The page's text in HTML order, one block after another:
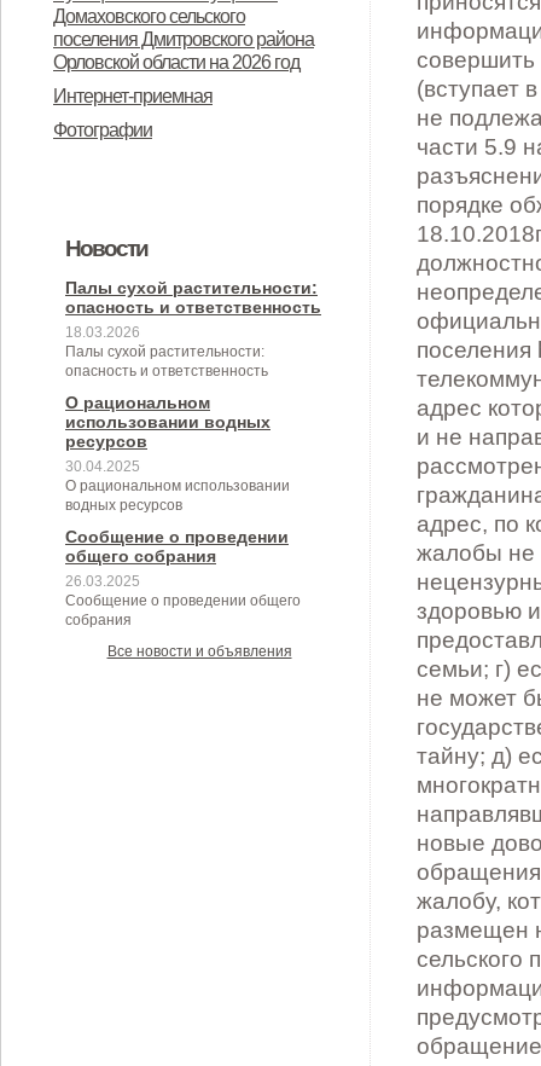
предназначенного для
предоставления во владение и
(или) пользование на
долгосрочной основе (в том числе
среднего предпринимательства и
организациям, образующим
субъектов малого и среднего
предпринимательства» (с
изменениями от 26.04.2022 № 30/9-
сс)
Дмитровского района Орловской
области в целях осуществления
сельского поселения
Домаховского сельского
поселения Дмитровского района
Орловской области на 2026 год
Интернет-приемная
Фотографии
Новости
Палы сухой растительности:
опасность и ответственность
18.03.2026
Палы сухой растительности:
опасность и ответственность
О рациональном
использовании водных
ресурсов
30.04.2025
О рациональном использовании
водных ресурсов
Сообщение о проведении
общего собрания
26.03.2025
Сообщение о проведении общего
собрания
Все новости и объявления